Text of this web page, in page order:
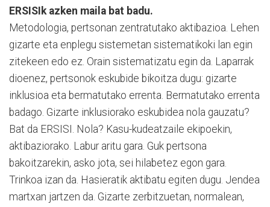
ERSISIk azken maila bat badu.
Metodologia, pertsonan zentratutako aktibazioa. Lehen
gizarte eta enplegu sistemetan sistematikoki lan egin
zitekeen edo ez. Orain sistematizatu egin da. Laparrak
dioenez, pertsonok eskubide bikoitza dugu: gizarte
inklusioa eta bermatutako errenta. Bermatutako errenta
badago. Gizarte inklusiorako eskubidea nola gauzatu?
Bat da ERSISI. Nola? Kasu-kudeatzaile ekipoekin,
aktibaziorako. Labur aritu gara. Guk pertsona
bakoitzarekin, asko jota, sei hilabetez egon gara.
Trinkoa izan da. Hasieratik aktibatu egiten dugu. Jendea
martxan jartzen da. Gizarte zerbitzuetan, normalean,